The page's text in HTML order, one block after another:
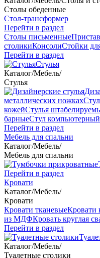
Столы обеденные
Стол-трансформер
Перейти в раздел
Столы письменные
столикиКонсолиСтойки
Перейти в раздел
Стулья
Каталог/Мебель/
Стулья
металлических ножках
кожейСтулья
барныеСтул компьютерный
Перейти в раздел
Мебель для спальни
Каталог/Мебель/
Мебель для спальни
Перейти в раздел
Кровати
Каталог/Мебель/
Кровати
Кровати тканевыеКровати
из МДФКровать круглая
Перейти в раздел
Каталог/Мебель/
Туалетные столики